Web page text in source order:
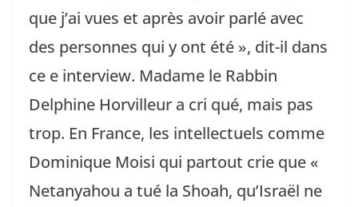
que j’ai vues et après avoir parlé avec
des personnes qui y ont été », dit-il dans
ce e interview. Madame le Rabbin
Delphine Horvilleur a cri qué, mais pas
trop. En France, les intellectuels comme
Dominique Moisi qui partout crie que «
Netanyahou a tué la Shoah, qu’Israël ne